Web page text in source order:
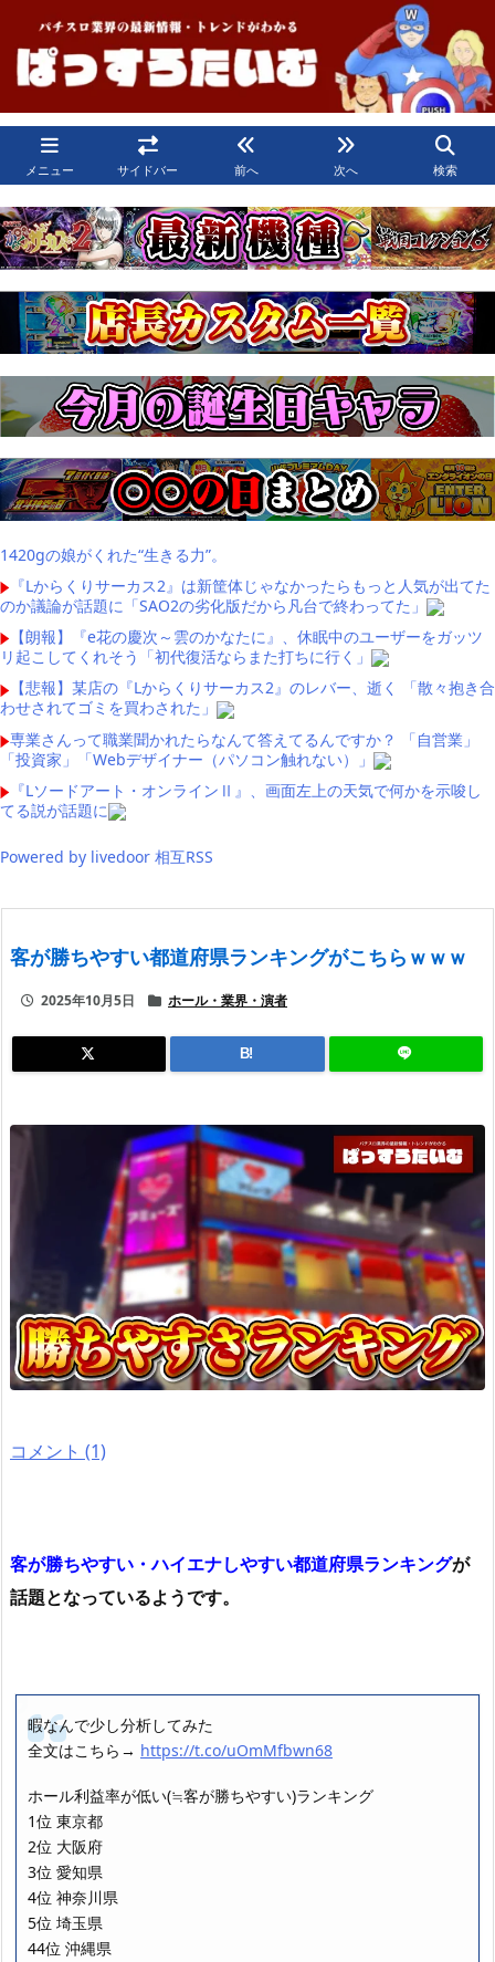
メニュー サイドバー 前へ 次へ 検索
1420gの娘がくれた“生きる力”。
『Lからくりサーカス2』は新筐体じゃなかったらもっと人気が出てた
のか議論が話題に「SAO2の劣化版だから凡台で終わってた」
【朗報】『e花の慶次～雲のかなたに』、休眠中のユーザーをガッツ
リ起こしてくれそう「初代復活ならまた打ちに行く」
【悲報】某店の『Lからくりサーカス2』のレバー、逝く 「散々抱き合
わせされてゴミを買わされた」
専業さんって職業聞かれたらなんて答えてるんですか？ 「自営業」
「投資家」「Webデザイナー（パソコン触れない）」
『Lソードアート・オンラインⅡ』、画面左上の天気で何かを示唆し
てる説が話題に
Powered by livedoor 相互RSS
客が勝ちやすい都道府県ランキングがこちらｗｗｗ
2025年10月5日 ホール・業界・演者
B!
コメント (1)
客が勝ちやすい・ハイエナしやすい都道府県ランキングが
話題となっているようです。
暇なんで少し分析してみた
全文はこちら→ https://t.co/uOmMfbwn68
ホール利益率が低い(≒客が勝ちやすい)ランキング
1位 東京都
2位 大阪府
3位 愛知県
4位 神奈川県
5位 埼玉県
44位 沖縄県